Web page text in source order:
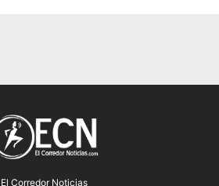
El Corredor Noticias